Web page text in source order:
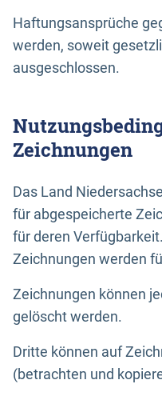
Haftungsansprüche
werden, soweit
ausgeschlossen.
Zeichnungen
Das Land
für abgespeicherte
für deren
Zeichnungen werden
Zeichnungen können
gelöscht werden.
Dritte können auf
(betrachten und